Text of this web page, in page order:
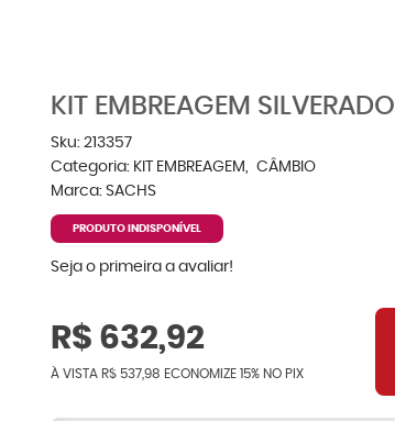
KIT EMBREAGEM SILVERADO
Sku: 213357
Categoria: KIT EMBREAGEM
CÂMBIO
Marca: SACHS
PRODUTO INDISPONÍVEL
Seja o primeira a avaliar!
R$ 632,92
À VISTA R$ 537,98 ECONOMIZE 15% NO PIX